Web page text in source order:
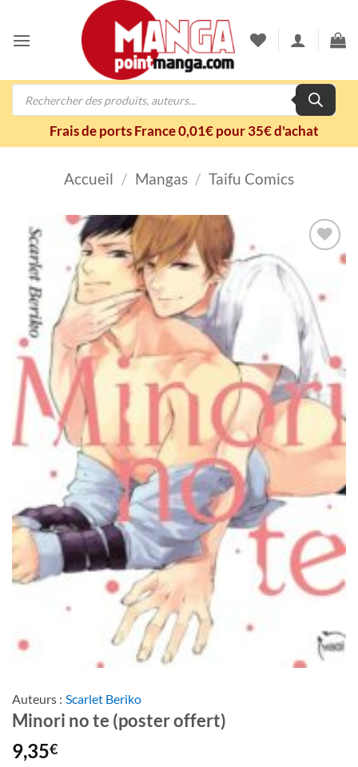
contenu
Recherche
Frais de ports France 0,01€ pour 35€ d'achat
Accueil / Mangas / Taifu Comics
wishlist
Auteurs : Scarlet Beriko
Minori no te (poster offert)
9,35€